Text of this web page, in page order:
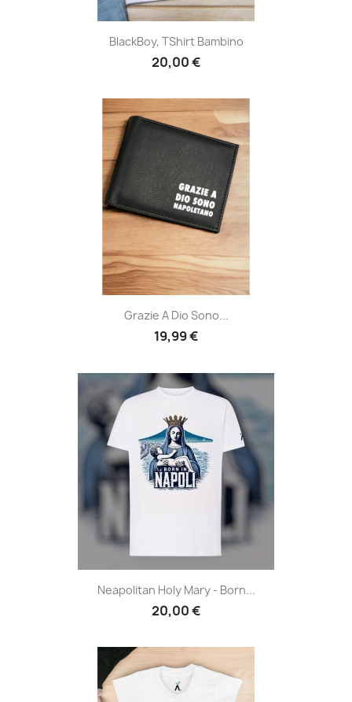
BlackBoy, TShirt Bambino
20,00 €
Grazie A Dio Sono...
19,99 €
Neapolitan Holy Mary - Born...
20,00 €